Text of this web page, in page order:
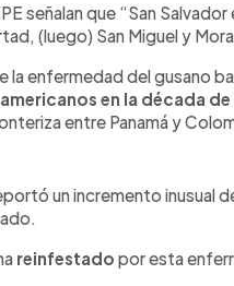
señalan que “San
(luego) San Miguel y
la enfermedad del gusano
en la década
entre Panamá y
un incremento inusual
reinfestado por esta